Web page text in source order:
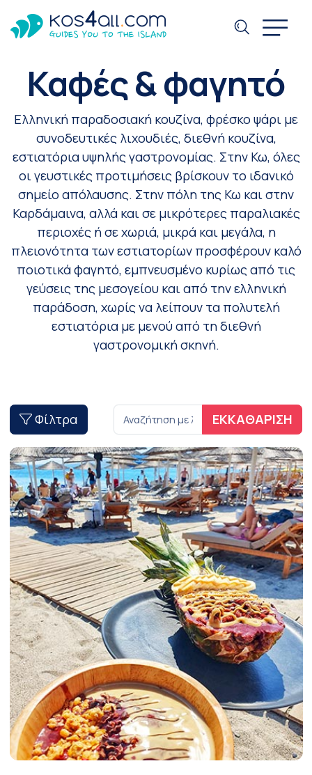
Καφές & φαγητό
Ελληνική παραδοσιακή κουζίνα, φρέσκο ψάρι με
συνοδευτικές λιχουδιές, διεθνή κουζίνα,
εστιατόρια υψηλής γαστρονομίας. Στην Κω, όλες
οι γευστικές προτιμήσεις βρίσκουν το ιδανικό
σημείο απόλαυσης. Στην πόλη της Κω και στην
Καρδάμαινα, αλλά και σε μικρότερες παραλιακές
περιοχές ή σε χωριά, μικρά και μεγάλα, η
πλειονότητα των εστιατορίων προσφέρουν καλό
ποιοτικά φαγητό, εμπνευσμένο κυρίως από τις
γεύσεις της μεσογείου και από την ελληνική
παράδοση, χωρίς να λείπουν τα πολυτελή
εστιατόρια με μενού από τη διεθνή
γαστρονομική σκηνή.
Φίλτρα ΕΚΚΑΘΑΡΙΣΗ